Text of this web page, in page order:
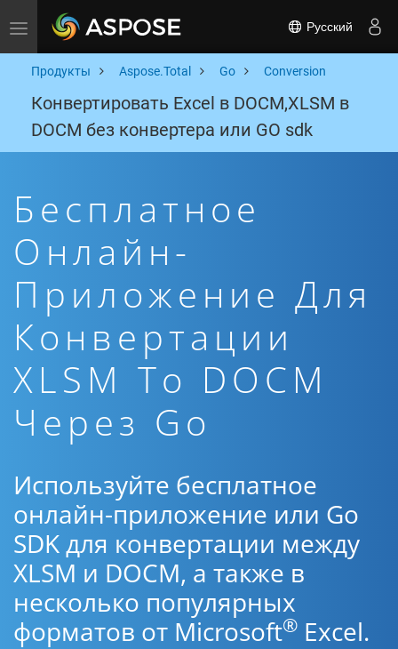
Toggle navigation Русский
Продукты Aspose.Total Go Conversion
Конвертировать Excel в DOCM,XLSM в
DOCM без конвертера или GO sdk
Бесплатное
Онлайн-
Приложение Для
Конвертации
XLSM To DOCM
Через Go
Используйте бесплатное
онлайн-приложение или Go
SDK для конвертации между
XLSM и DOCM, а также в
несколько популярных
форматов от Microsoft® Excel.